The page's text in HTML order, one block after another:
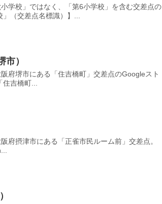
学校」ではなく、「第6小学校」を含む交差点の
（交差点名標識）】...
市）
府堺市にある「住吉橋町」交差点のGoogleスト
住吉橋町...
府摂津市にある「正雀市民ルーム前」交差点。